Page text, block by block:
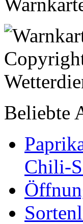
Beliebte
Chili-